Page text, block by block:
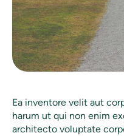
Ea inventore velit aut
harum ut qui non enim
architecto voluptate